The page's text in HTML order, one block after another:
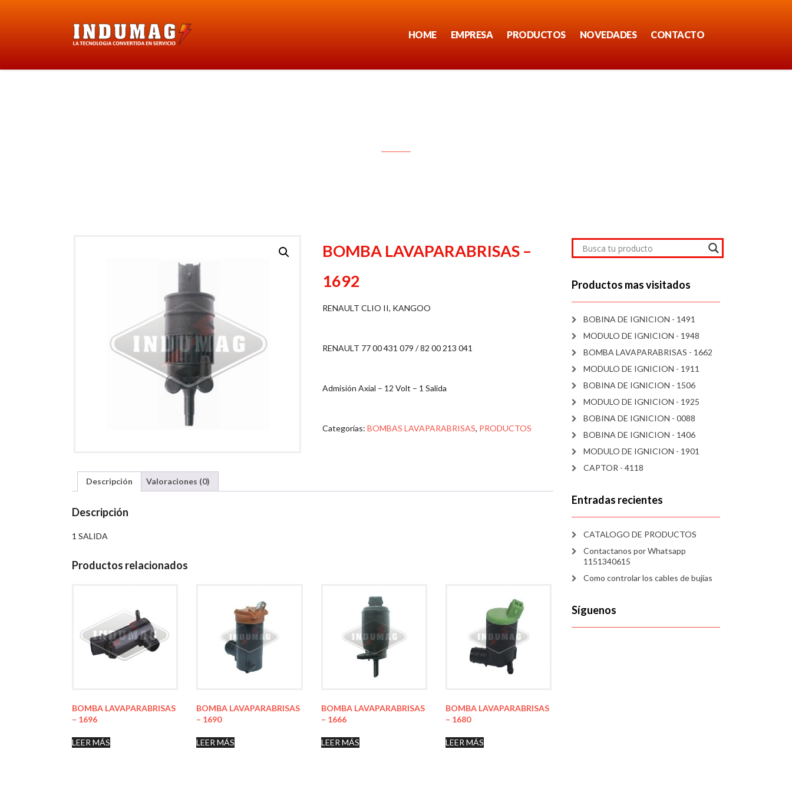
HOME EMPRESA PRODUCTOS NOVEDADES CONTACTO
BOMBA LAVAPARABRISAS –
1692
RENAULT CLIO II, KANGOO
RENAULT 77 00 431 079 / 82 00 213 041
Admisión Axial – 12 Volt – 1 Salida
Categorías:BOMBAS LAVAPARABRISAS, PRODUCTOS
Descripción Valoraciones (0)
Descripción
1 SALIDA
Productos relacionados
BOMBA LAVAPARABRISAS
– 1696
LEER MÁS
BOMBA LAVAPARABRISAS
– 1690
LEER MÁS
BOMBA LAVAPARABRISAS
– 1666
LEER MÁS
BOMBA LAVAPARABRISAS
– 1680
LEER MÁS
Productos mas visitados
BOBINA DE IGNICION - 1491
MODULO DE IGNICION - 1948
BOMBA LAVAPARABRISAS - 1662
MODULO DE IGNICION - 1911
BOBINA DE IGNICION - 1506
MODULO DE IGNICION - 1925
BOBINA DE IGNICION - 0088
BOBINA DE IGNICION - 1406
MODULO DE IGNICION - 1901
CAPTOR - 4118
Entradas recientes
CATALOGO DE PRODUCTOS
Contactanos por Whatsapp
1151340615
Como controlar los cables de bujías
Síguenos